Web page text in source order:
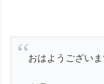
おはようござい